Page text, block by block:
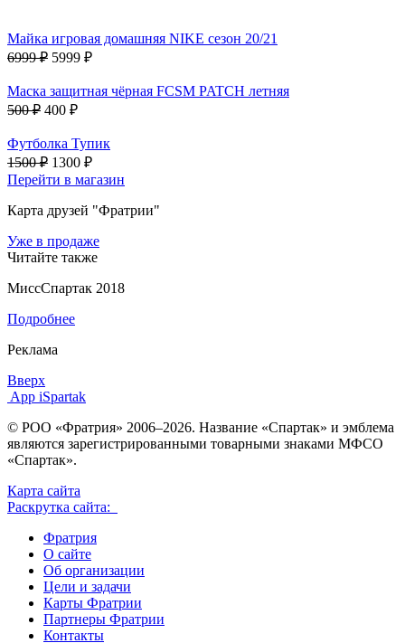
Майка игровая домашняя NIKE сезон 20/21
6999 ₽ 5999 ₽
Маска защитная чёрная FCSM PATCH летняя
500 ₽ 400 ₽
Футболка Тупик
1500 ₽ 1300 ₽
Перейти в магазин
Карта друзей "Фратрии"
Уже в продаже
Читайте также
МиссСпартак 2018
Подробнее
Реклама
Вверх
App iSpartak
© РОО «Фратрия» 2006–2026. Название «Спартак» и эмблема
являются зарегистрированными товарными знаками МФСО
«Спартак».
Карта сайта
Раскрутка сайта:
Фратрия
О сайте
Об организации
Цели и задачи
Карты Фратрии
Партнеры Фратрии
Контакты